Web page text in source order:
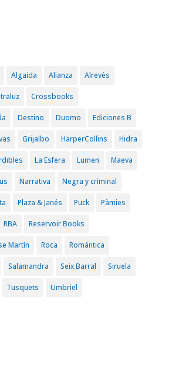
Algaida Alianza Alrevès
Crossbooks
Destino Duomo Ediciones B
Grijalbo HarperCollins Hidra
La Esfera Lumen Maeva
Narrativa Negra y criminal
Plaza & Janés Puck Pàmies
RBA Reservoir Books
Martín Roca Romántica
Salamandra Seix Barral Siruela
Tusquets Umbriel